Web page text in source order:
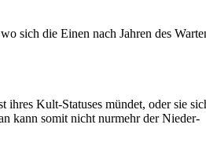
sich die Einen nach Jahren des
Kult-Statuses mündet, oder sie
kann somit nicht nurmehr der Nieder-